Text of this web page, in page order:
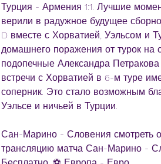
Турция - Армения 1:1. Лучшие
верили в радужное будущее
D вместе с Хорватией, Уэльсом и
домашнего поражения от турок на
подопечные Александра
встречи с Хорватией в 6-м туре
соперник. Это стало возможным
Уэльсе и ничьей в Турции.
Сан-Марино - Словения смотреть
трансляцию матча Сан-Марино -